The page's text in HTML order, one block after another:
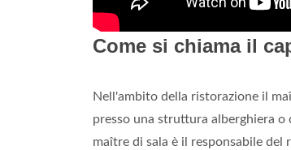
Come si chiama il
Nell'ambito della ristorazione il
presso una struttura alberghiera
maître di sala è il responsabile del